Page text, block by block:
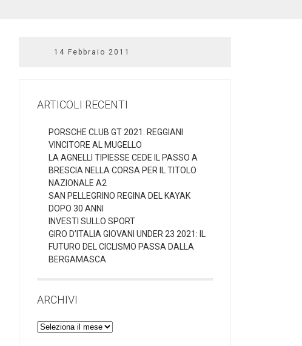
14 Febbraio 2011
ARTICOLI RECENTI
PORSCHE CLUB GT 2021. REGGIANI
VINCITORE AL MUGELLO
LA AGNELLI TIPIESSE CEDE IL PASSO A
BRESCIA NELLA CORSA PER IL TITOLO
NAZIONALE A2
SAN PELLEGRINO REGINA DEL KAYAK
DOPO 30 ANNI
INVESTI SULLO SPORT
GIRO D’ITALIA GIOVANI UNDER 23 2021: IL
FUTURO DEL CICLISMO PASSA DALLA
BERGAMASCA
ARCHIVI
Archivi